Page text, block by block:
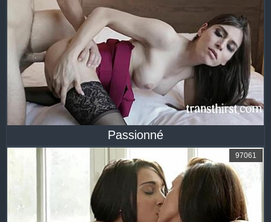
Passionné
97061